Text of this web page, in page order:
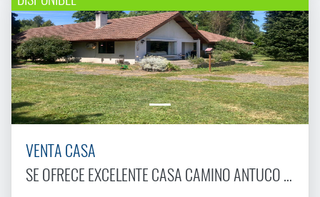
VENTA CASA
SE OFRECE EXCELENTE CASA CAMINO ANTUCO KM2